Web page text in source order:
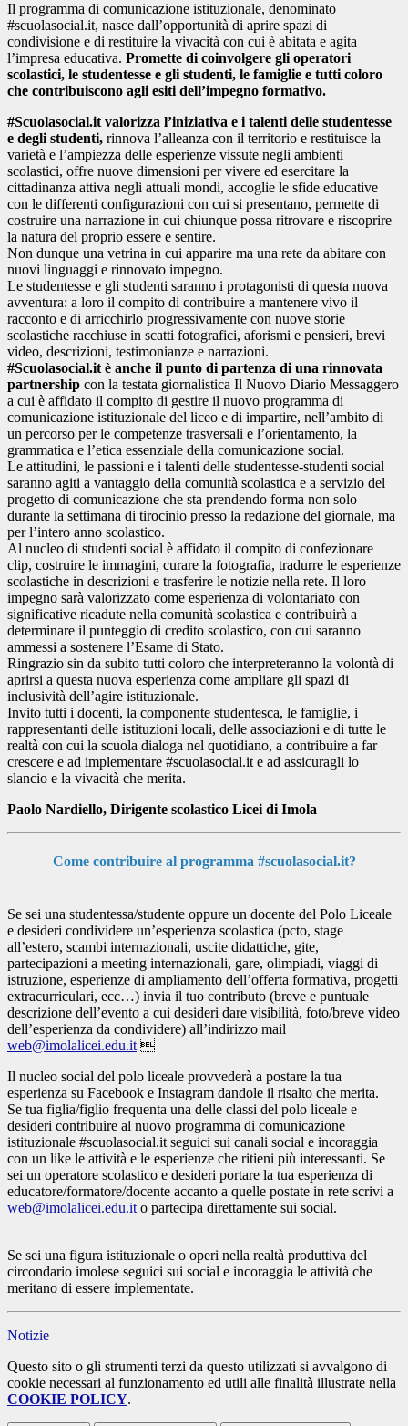
Il programma di comunicazione istituzionale, denominato
#scuolasocial.it, nasce dall’opportunità di aprire spazi di
condivisione e di restituire la vivacità con cui è abitata e agita
l’impresa educativa. Promette di coinvolgere gli operatori
scolastici, le studentesse e gli studenti, le famiglie e tutti coloro
che contribuiscono agli esiti dell’impegno formativo.
#Scuolasocial.it valorizza l’iniziativa e i talenti delle studentesse
e degli studenti, rinnova l’alleanza con il territorio e restituisce la
varietà e l’ampiezza delle esperienze vissute negli ambienti
scolastici, offre nuove dimensioni per vivere ed esercitare la
cittadinanza attiva negli attuali mondi, accoglie le sfide educative
con le differenti configurazioni con cui si presentano, permette di
costruire una narrazione in cui chiunque possa ritrovare e riscoprire
la natura del proprio essere e sentire.
Non dunque una vetrina in cui apparire ma una rete da abitare con
nuovi linguaggi e rinnovato impegno.
Le studentesse e gli studenti saranno i protagonisti di questa nuova
avventura: a loro il compito di contribuire a mantenere vivo il
racconto e di arricchirlo progressivamente con nuove storie
scolastiche racchiuse in scatti fotografici, aforismi e pensieri, brevi
video, descrizioni, testimonianze e narrazioni.
#Scuolasocial.it è anche il punto di partenza di una rinnovata
partnership con la testata giornalistica Il Nuovo Diario Messaggero
a cui è affidato il compito di gestire il nuovo programma di
comunicazione istituzionale del liceo e di impartire, nell’ambito di
un percorso per le competenze trasversali e l’orientamento, la
grammatica e l’etica essenziale della comunicazione social.
Le attitudini, le passioni e i talenti delle studentesse-studenti social
saranno agiti a vantaggio della comunità scolastica e a servizio del
progetto di comunicazione che sta prendendo forma non solo
durante la settimana di tirocinio presso la redazione del giornale, ma
per l’intero anno scolastico.
Al nucleo di studenti social è affidato il compito di confezionare
clip, costruire le immagini, curare la fotografia, tradurre le esperienze
scolastiche in descrizioni e trasferire le notizie nella rete. Il loro
impegno sarà valorizzato come esperienza di volontariato con
significative ricadute nella comunità scolastica e contribuirà a
determinare il punteggio di credito scolastico, con cui saranno
ammessi a sostenere l’Esame di Stato.
Ringrazio sin da subito tutti coloro che interpreteranno la volontà di
aprirsi a questa nuova esperienza come ampliare gli spazi di
inclusività dell’agire istituzionale.
Invito tutti i docenti, la componente studentesca, le famiglie, i
rappresentanti delle istituzioni locali, delle associazioni e di tutte le
realtà con cui la scuola dialoga nel quotidiano, a contribuire a far
crescere e ad implementare #scuolasocial.it e ad assicuragli lo
slancio e la vivacità che merita.
Paolo Nardiello, Dirigente scolastico Licei di Imola
Come contribuire al programma #scuolasocial.it?
Se sei una studentessa/studente oppure un docente del Polo Liceale
e desideri condividere un’esperienza scolastica (pcto, stage
all’estero, scambi internazionali, uscite didattiche, gite,
partecipazioni a meeting internazionali, gare, olimpiadi, viaggi di
istruzione, esperienze di ampliamento dell’offerta formativa, progetti
extracurriculari, ecc…) invia il tuo contributo (breve e puntuale
descrizione dell’evento a cui desideri dare visibilità, foto/breve video
dell’esperienza da condividere) all’indirizzo mail
web@imolalicei.edu.it 
Il nucleo social del polo liceale provvederà a postare la tua
esperienza su Facebook e Instagram dandole il risalto che merita.
Se tua figlia/figlio frequenta una delle classi del polo liceale e
desideri contribuire al nuovo programma di comunicazione
istituzionale #scuolasocial.it seguici sui canali social e incoraggia
con un like le attività e le esperienze che ritieni più interessanti. Se
sei un operatore scolastico e desideri portare la tua esperienza di
educatore/formatore/docente accanto a quelle postate in rete scrivi a
web@imolalicei.edu.it o partecipa direttamente sui social.
Se sei una figura istituzionale o operi nella realtà produttiva del
circondario imolese seguici sui social e incoraggia le attività che
meritano di essere implementate.
Notizie
Questo sito o gli strumenti terzi da questo utilizzati si avvalgono di
cookie necessari al funzionamento ed utili alle finalità illustrate nella
COOKIE POLICY.